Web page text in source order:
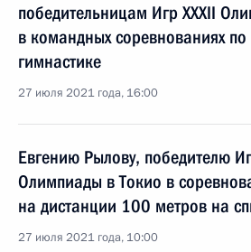
победительницам Игр XXXII
в командных соревнованиях по
гимнастике
27 июля 2021 года, 16:00
Евгению Рылову, победителю
Олимпиады в Токио в
на дистанции 100 метров на
27 июля 2021 года, 10:00